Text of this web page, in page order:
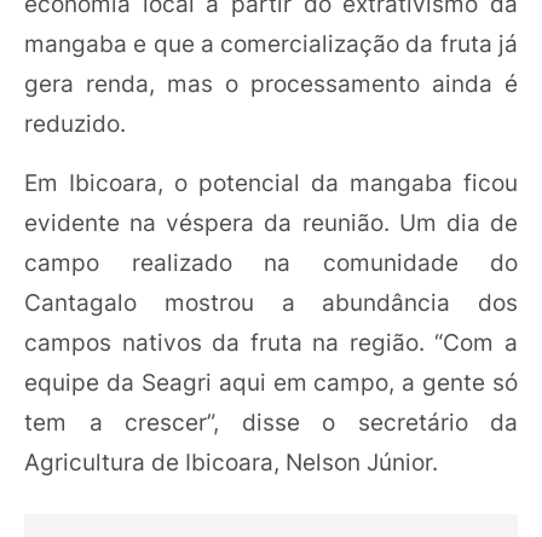
mangaba e que a comercialização da fruta já
gera renda, mas o processamento ainda é
reduzido.
Em Ibicoara, o potencial da mangaba ficou
evidente na véspera da reunião. Um dia de
campo realizado na comunidade do
Cantagalo mostrou a abundância dos
campos nativos da fruta na região. “Com a
equipe da Seagri aqui em campo, a gente só
tem a crescer”, disse o secretário da
Agricultura de Ibicoara, Nelson Júnior.